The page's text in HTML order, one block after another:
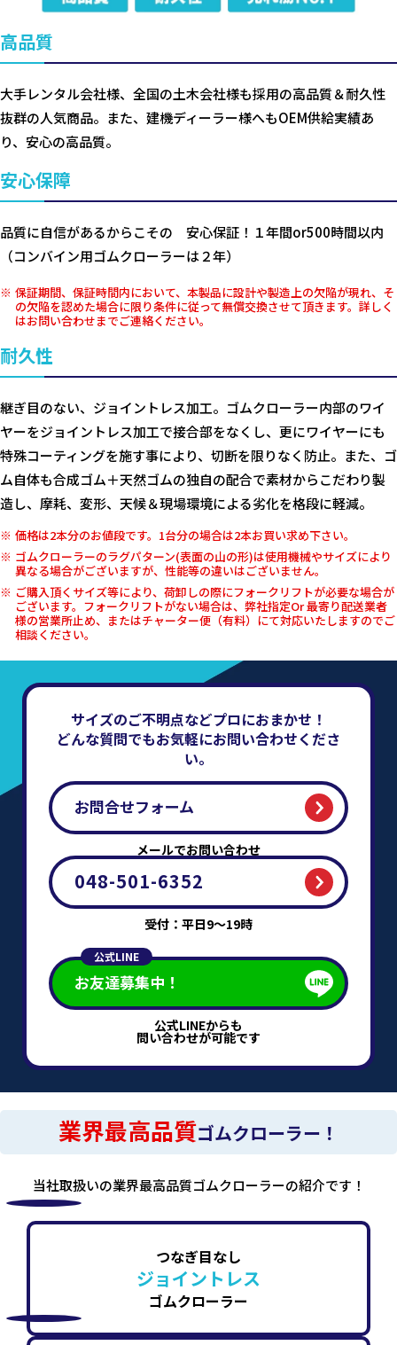
高品質
大手レンタル会社様、全国の土木会社様も採用の高品質＆耐久性
抜群の人気商品。また、建機ディーラー様へもOEM供給実績あ
り、安心の高品質。
安心保障
品質に自信があるからこその 安心保証！１年間or500時間以内
（コンバイン用ゴムクローラーは２年）
保証期間、保証時間内において、本製品に設計や製造上の欠陥が現れ、そ
の欠陥を認めた場合に限り条件に従って無償交換させて頂きます。詳しく
はお問い合わせまでご連絡ください。
耐久性
継ぎ目のない、ジョイントレス加工。ゴムクローラー内部のワイ
ヤーをジョイントレス加工で接合部をなくし、更にワイヤーにも
特殊コーティングを施す事により、切断を限りなく防止。また、ゴ
ム自体も合成ゴム＋天然ゴムの独自の配合で素材からこだわり製
造し、摩耗、変形、天候＆現場環境による劣化を格段に軽減。
価格は2本分のお値段です。1台分の場合は2本お買い求め下さい。
ゴムクローラーのラグパターン(表面の山の形)は使用機械やサイズにより
異なる場合がございますが、性能等の違いはございません。
ご購入頂くサイズ等により、荷卸しの際にフォークリフトが必要な場合が
ございます。フォークリフトがない場合は、弊社指定Or 最寄り配送業者
様の営業所止め、またはチャーター便（有料）にて対応いたしますのでご
相談ください。
サイズのご不明点などプロにおまかせ！
どんな質問でもお気軽にお問い合わせくださ
い。
お問合せフォーム
メールでお問い合わせ
048-501-6352
受付：平日9～19時
公式LINE
お友達募集中！
公式LINEからも
問い合わせが可能です
業界最高品質ゴムクローラー！
当社取扱いの業界最高品質ゴムクローラーの紹介です！
つなぎ目なし
ジョイントレス
ゴムクローラー